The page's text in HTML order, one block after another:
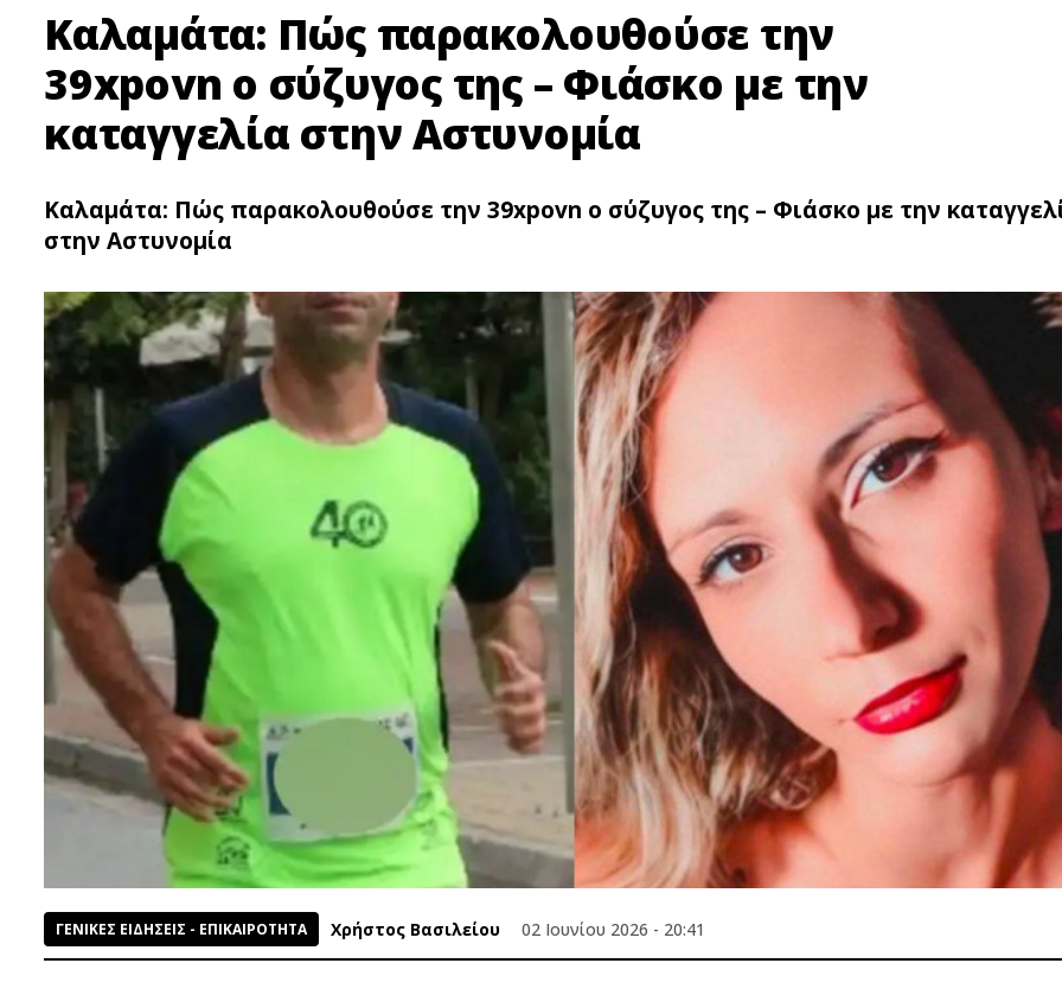
Καλαμάτα: Πώς παρακολουθούσε την
39xpovn ο σύζυγος της – Φιάσκο με την
καταγγελία στην Αστυνομία
Καλαμάτα: Πώς παρακολουθούσε την 39xpovn ο σύζυγος της – Φιάσκο με την
στην Αστυνομία
ΓΕΝΙΚΕΣ ΕΙΔΗΣΕΙΣ - ΕΠΙΚΑΙΡΟΤΗΤΑ Χρήστος Βασιλείου 02 Ιουνίου 2026 - 20:41